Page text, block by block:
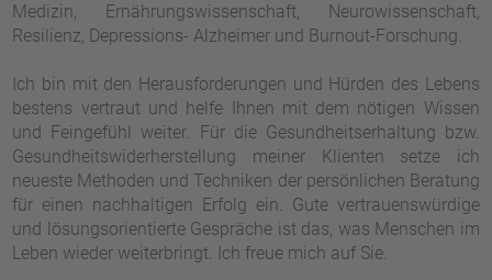
Medizin, Ernährungswissenschaft, Neurowissenschaft,
Resilienz, Depressions- Alzheimer und Burnout-Forschung.
Ich bin mit den Herausforderungen und Hürden des Lebens
bestens vertraut und helfe Ihnen mit dem nötigen Wissen
und Feingefühl weiter. Für die Gesundheitserhaltung bzw.
Gesundheitswiderherstellung meiner Klienten setze ich
neueste Methoden und Techniken der persönlichen Beratung
für einen nachhaltigen Erfolg ein. Gute vertrauenswürdige
und lösungsorientierte Gespräche ist das, was Menschen im
Leben wieder weiterbringt. Ich freue mich auf Sie.